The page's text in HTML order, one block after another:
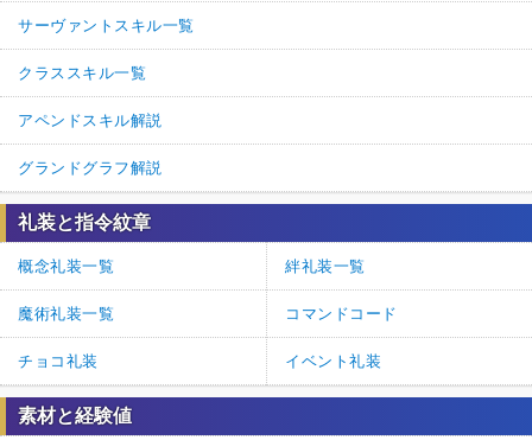
サーヴァントスキル一覧
クラススキル一覧
アペンドスキル解説
グランドグラフ解説
礼装と指令紋章
概念礼装一覧 絆礼装一覧
魔術礼装一覧 コマンドコード
チョコ礼装 イベント礼装
素材と経験値